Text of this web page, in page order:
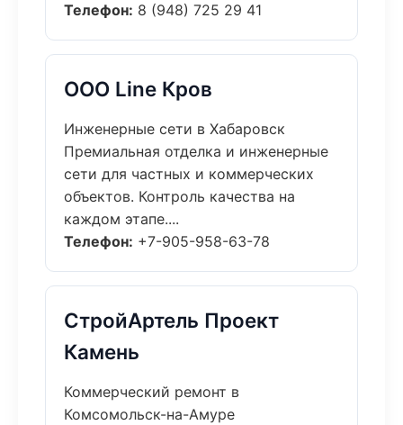
Телефон: 8 (948) 725 29 41
ООО Line Кров
Инженерные сети в Хабаровск
Премиальная отделка и инженерные
сети для частных и коммерческих
объектов. Контроль качества на
каждом этапе....
Телефон: +7-905-958-63-78
СтройАртель Проект
Камень
Коммерческий ремонт в
Комсомольск-на-Амуре